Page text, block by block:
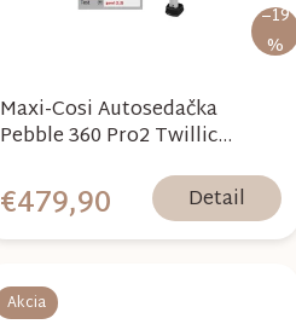
–19
%
Maxi-Cosi Autosedačka
Pebble 360 ​​Pro2 Twillic
€479,90 Detail
Akcia